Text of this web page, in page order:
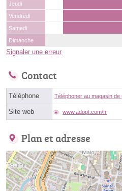
Jeudi
Vendredi
Samedi
Dimanche
Signaler une erreur
Contact
Téléphone Téléphoner au magasin de
Site web www.adopt.com/fr
Plan et adresse